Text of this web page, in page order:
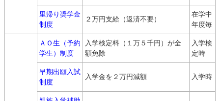
里帰り奨学金
制度
２万円支給（返済不要）
在学中
年度毎
ＡＯ生（予約
学生）制度
入学検定料（１万５千円）が全
額免除
入学検
定時
早期出願入試
制度
入学金を２万円減額 入学時